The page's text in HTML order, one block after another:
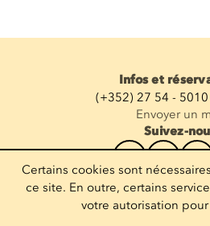
Infos et
(+352) 27 54 -
Envoyer un
Suivez-
Recevoir la
Entrez votre
Certains cookies sont
ce site. En outre, certains
votre autorisation